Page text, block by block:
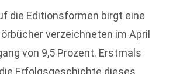
die Editionsformen birgt eine
verzeichneten im April
von 9,5 Prozent. Erstmals
Erfolgsgeschichte dieses